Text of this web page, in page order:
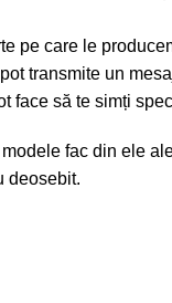
pe care le
transmite un
face să te simți
fac din ele
deosebit.